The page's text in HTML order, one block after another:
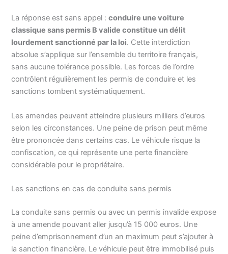
La réponse est sans appel :conduire une voiture
classique sans permis B valide constitue un délit
lourdement sanctionné par la loi. Cette interdiction
absolue s’applique sur l’ensemble du territoire français,
sans aucune tolérance possible. Les forces de l’ordre
contrôlent régulièrement les permis de conduire et les
sanctions tombent systématiquement.
Les amendes peuvent atteindre plusieurs milliers d’euros
selon les circonstances. Une peine de prison peut même
être prononcée dans certains cas. Le véhicule risque la
confiscation, ce qui représente une perte financière
considérable pour le propriétaire.
Les sanctions en cas de conduite sans permis
La conduite sans permis ou avec un permis invalide expose
à une amende pouvant aller jusqu’à 15 000 euros. Une
peine d’emprisonnement d’un an maximum peut s’ajouter à
la sanction financière. Le véhicule peut être immobilisé puis